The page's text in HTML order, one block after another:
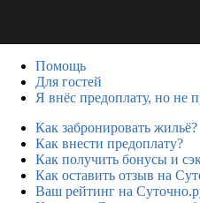
Помощь
Для гостей
Я внёс предоплату, но не
Как забронировать жильё?
Как внести предоплату?
Как получить бонусы и
Как оставить отзыв на
Ваш рейтинг на